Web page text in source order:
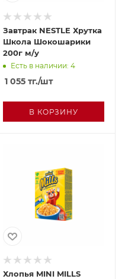
Завтрак NESTLE Хрутка
Школа Шокошарики
200г м/у
Есть в наличии: 4
1 055 тг./шт
В КОРЗИНУ
Хлопья MINI MILLS